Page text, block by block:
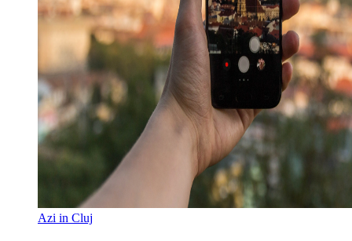
Azi in Cluj